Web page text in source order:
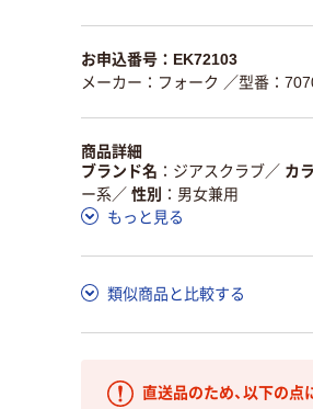
お申込番号：EK72103
メーカー：フォーク ／型番：
商品詳細
ブランド名
ジアスクラブ／ カ
ー系／ 性別
男女兼用
もっと見る
類似商品と比較する
直送品のため、以下の点